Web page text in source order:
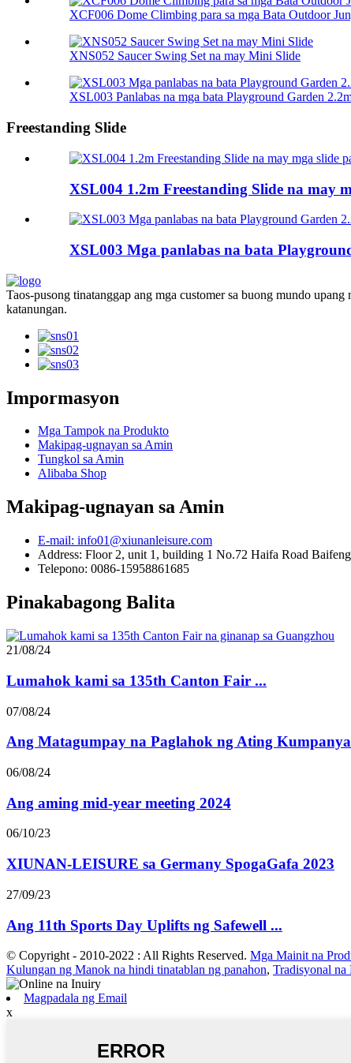
XCF006 Dome Climbing para sa mga Bata Outdoor
XNS052 Saucer Swing Set na may Mini Slide
XSL003 Panlabas na mga bata Playground Garden
Freestanding Slide
XSL004 1.2m Freestanding Slide na may
XSL003 Mga panlabas na bata
Taos-pusong tinatanggap ang mga customer sa buong mundo
katanungan.
Impormasyon
Mga Tampok na Produkto
Makipag-ugnayan sa Amin
Tungkol sa Amin
Alibaba Shop
Makipag-ugnayan sa Amin
E-mail: info01@xiunanleisure.com
Address: Floor 2, unit 1, building 1 No.72 Haifa Road
Telepono: 0086-15958861685
Pinakabagong Balita
21/08/24
Lumahok kami sa 135th Canton Fair ...
07/08/24
Ang Matagumpay na Paglahok ng Ating
06/08/24
Ang aming mid-year meeting 2024
06/10/23
XIUNAN-LEISURE sa Germany SpogaGafa 2023
27/09/23
Ang 11th Sports Day Uplifts ng Safewell ...
© Copyright - 2010-2022 : All Rights Reserved. Mga Mainit na
Kulungan ng Manok na hindi tinatablan ng panahon, Tradisyonal na
Magpadala ng Email
x